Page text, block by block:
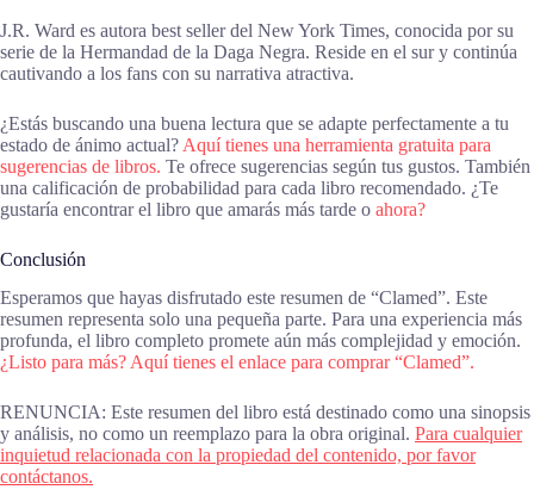
J.R. Ward es autora best seller del New York Times, conocida por su
serie de la Hermandad de la Daga Negra. Reside en el sur y continúa
cautivando a los fans con su narrativa atractiva.
¿Estás buscando una buena lectura que se adapte perfectamente a tu
estado de ánimo actual? Aquí tienes una herramienta gratuita para
sugerencias de libros. Te ofrece sugerencias según tus gustos. También
una calificación de probabilidad para cada libro recomendado. ¿Te
gustaría encontrar el libro que amarás más tarde o ahora?
Conclusión
Esperamos que hayas disfrutado este resumen de “Clamed”. Este
resumen representa solo una pequeña parte. Para una experiencia más
profunda, el libro completo promete aún más complejidad y emoción.
¿Listo para más? Aquí tienes el enlace para comprar “Clamed”.
RENUNCIA: Este resumen del libro está destinado como una sinopsis
y análisis, no como un reemplazo para la obra original. Para cualquier
inquietud relacionada con la propiedad del contenido, por favor
contáctanos.